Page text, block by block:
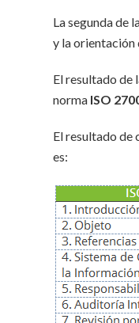
La segunda de
y la orientación
El resultado de
norma ISO
El resultado de
es: